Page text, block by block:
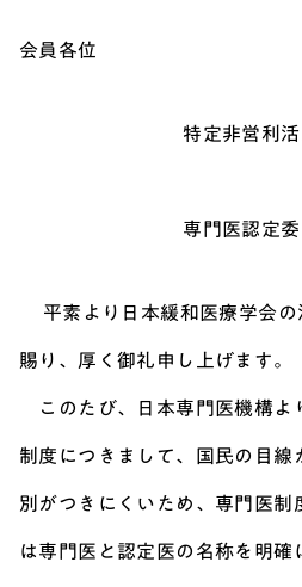
会員各位
特定非営利
専門医認定
平素より日本緩和医療学会の
賜り、厚く御礼申し上げます。
このたび、日本専門医機構よ
制度につきまして、国民の目線
別がつきにくいため、専門医制
は専門医と認定医の名称を明確